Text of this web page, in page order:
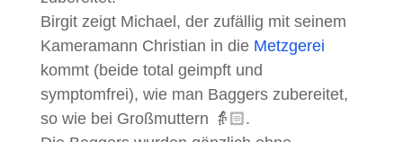
Birgit zeigt Michael, der zufällig mit seinem
Kameramann Christian in die Metzgerei
kommt (beide total geimpft und
symptomfrei), wie man Baggers zubereitet,
so wie bei Großmuttern 👵🏻.